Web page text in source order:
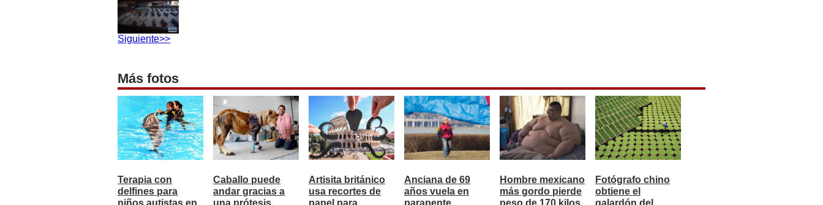
Siguiente>>
Más fotos
Terapia con
delfines para
niños autistas en
Caballo puede
andar gracias a
una prótesis
Artisita británico
usa recortes de
papel para
Anciana de 69
años vuela en
parapente
Hombre mexicano
más gordo pierde
peso de 170 kilos
Fotógrafo chino
obtiene el
galardón del